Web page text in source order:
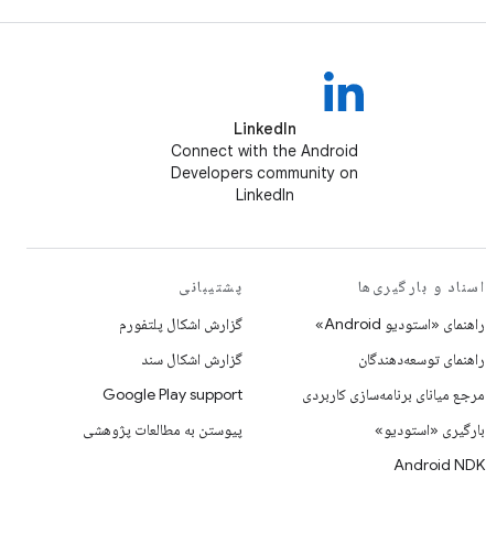
LinkedIn
Connect with the Android
Developers community on
LinkedIn
اسناد و بارگیری‌ها
راهنمای «استودیو Android»
راهنمای توسعه‌دهندگان
مرجع میانای برنامه‌سازی کاربردی
بارگیری «استودیو»
Android NDK
پشتیبانی
گزارش اشکال پلتفورم
گزارش اشکال سند
Google Play support
پیوستن به مطالعات پژوهشی